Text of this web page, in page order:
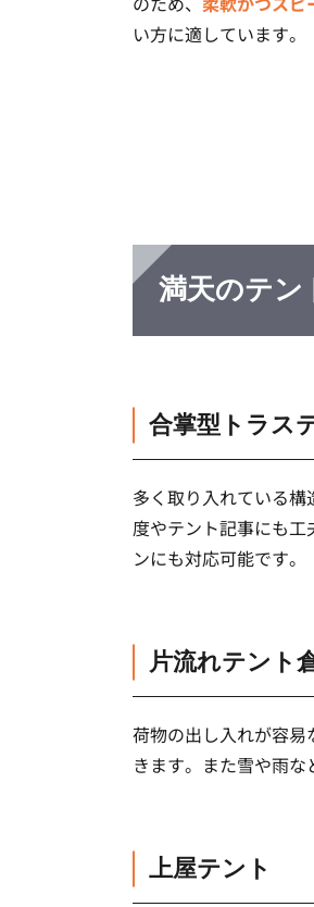
い方に適しています。
満天のテン
合掌型トラス
多く取り入れている
度やテント記事にも
ンにも対応可能です。
片流れテント
荷物の出し入れが容
きます。また雪や雨な
上屋テント